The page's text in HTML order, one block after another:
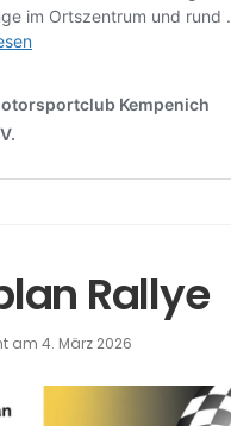
Rallye
am4. März 2026